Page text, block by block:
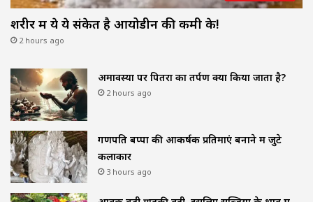
शरीर में ये ये संकेत है आयोडीन की कमी के!
2 hours ago
अमावस्या पर पितरों का तर्पण क्यों किया जाता है?
2 hours ago
गणपति बप्पा की आकर्षक प्रतिमाएं बनाने में जुटे
कलाकार
3 hours ago